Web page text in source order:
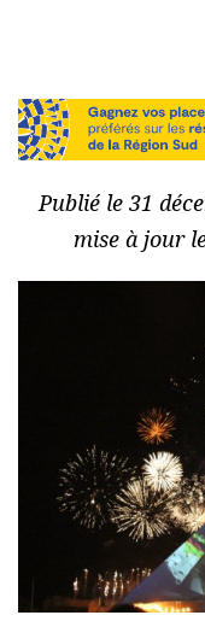
Publié le 31
mise à jour